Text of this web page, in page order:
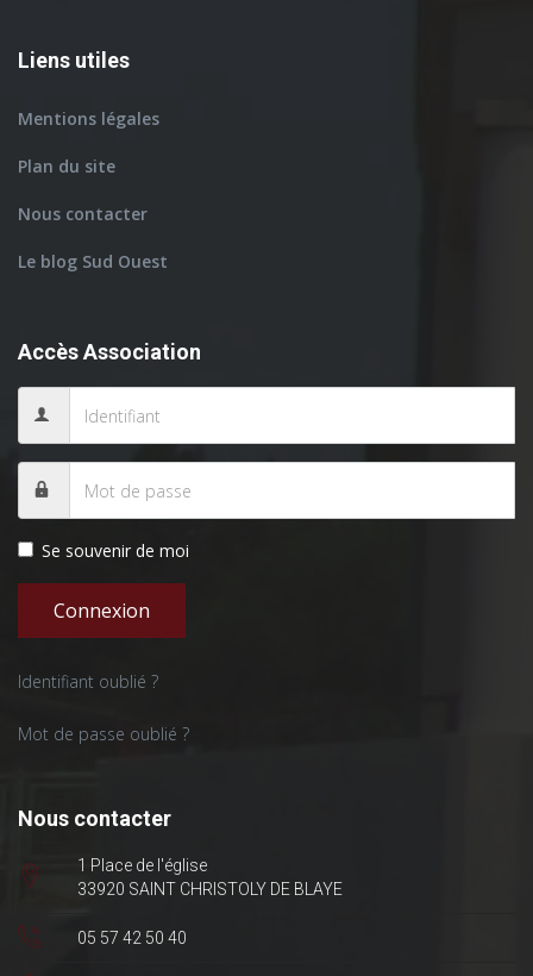
Liens utiles
Mentions légales
Plan du site
Nous contacter
Le blog Sud Ouest
Accès Association
Se souvenir de moi
Connexion
Identifiant oublié ?
Mot de passe oublié ?
Nous contacter
1 Place de l'église
33920 SAINT CHRISTOLY DE BLAYE
05 57 42 50 40